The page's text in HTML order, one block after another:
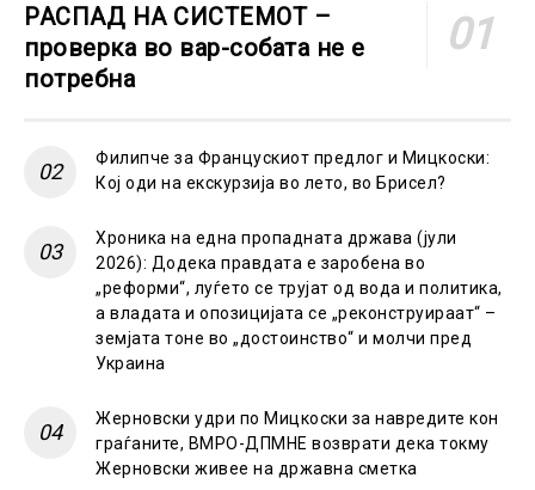
РАСПАД НА СИСТЕМОТ –
проверка во вар-собата не е
потребна
Филипче за Францускиот предлог и Мицкоски:
Кој оди на екскурзија во лето, во Брисел?
Хроника на една пропадната држава (јули
2026): Додека правдата е заробена во
„реформи“, луѓето се трујат од вода и политика,
а владата и опозицијата се „реконструираат“ –
земјата тоне во „достоинство“ и молчи пред
Украина
Жерновски удри по Мицкоски за навредите кон
граѓаните, ВМРО-ДПМНЕ возврати дека токму
Жерновски живее на државна сметка